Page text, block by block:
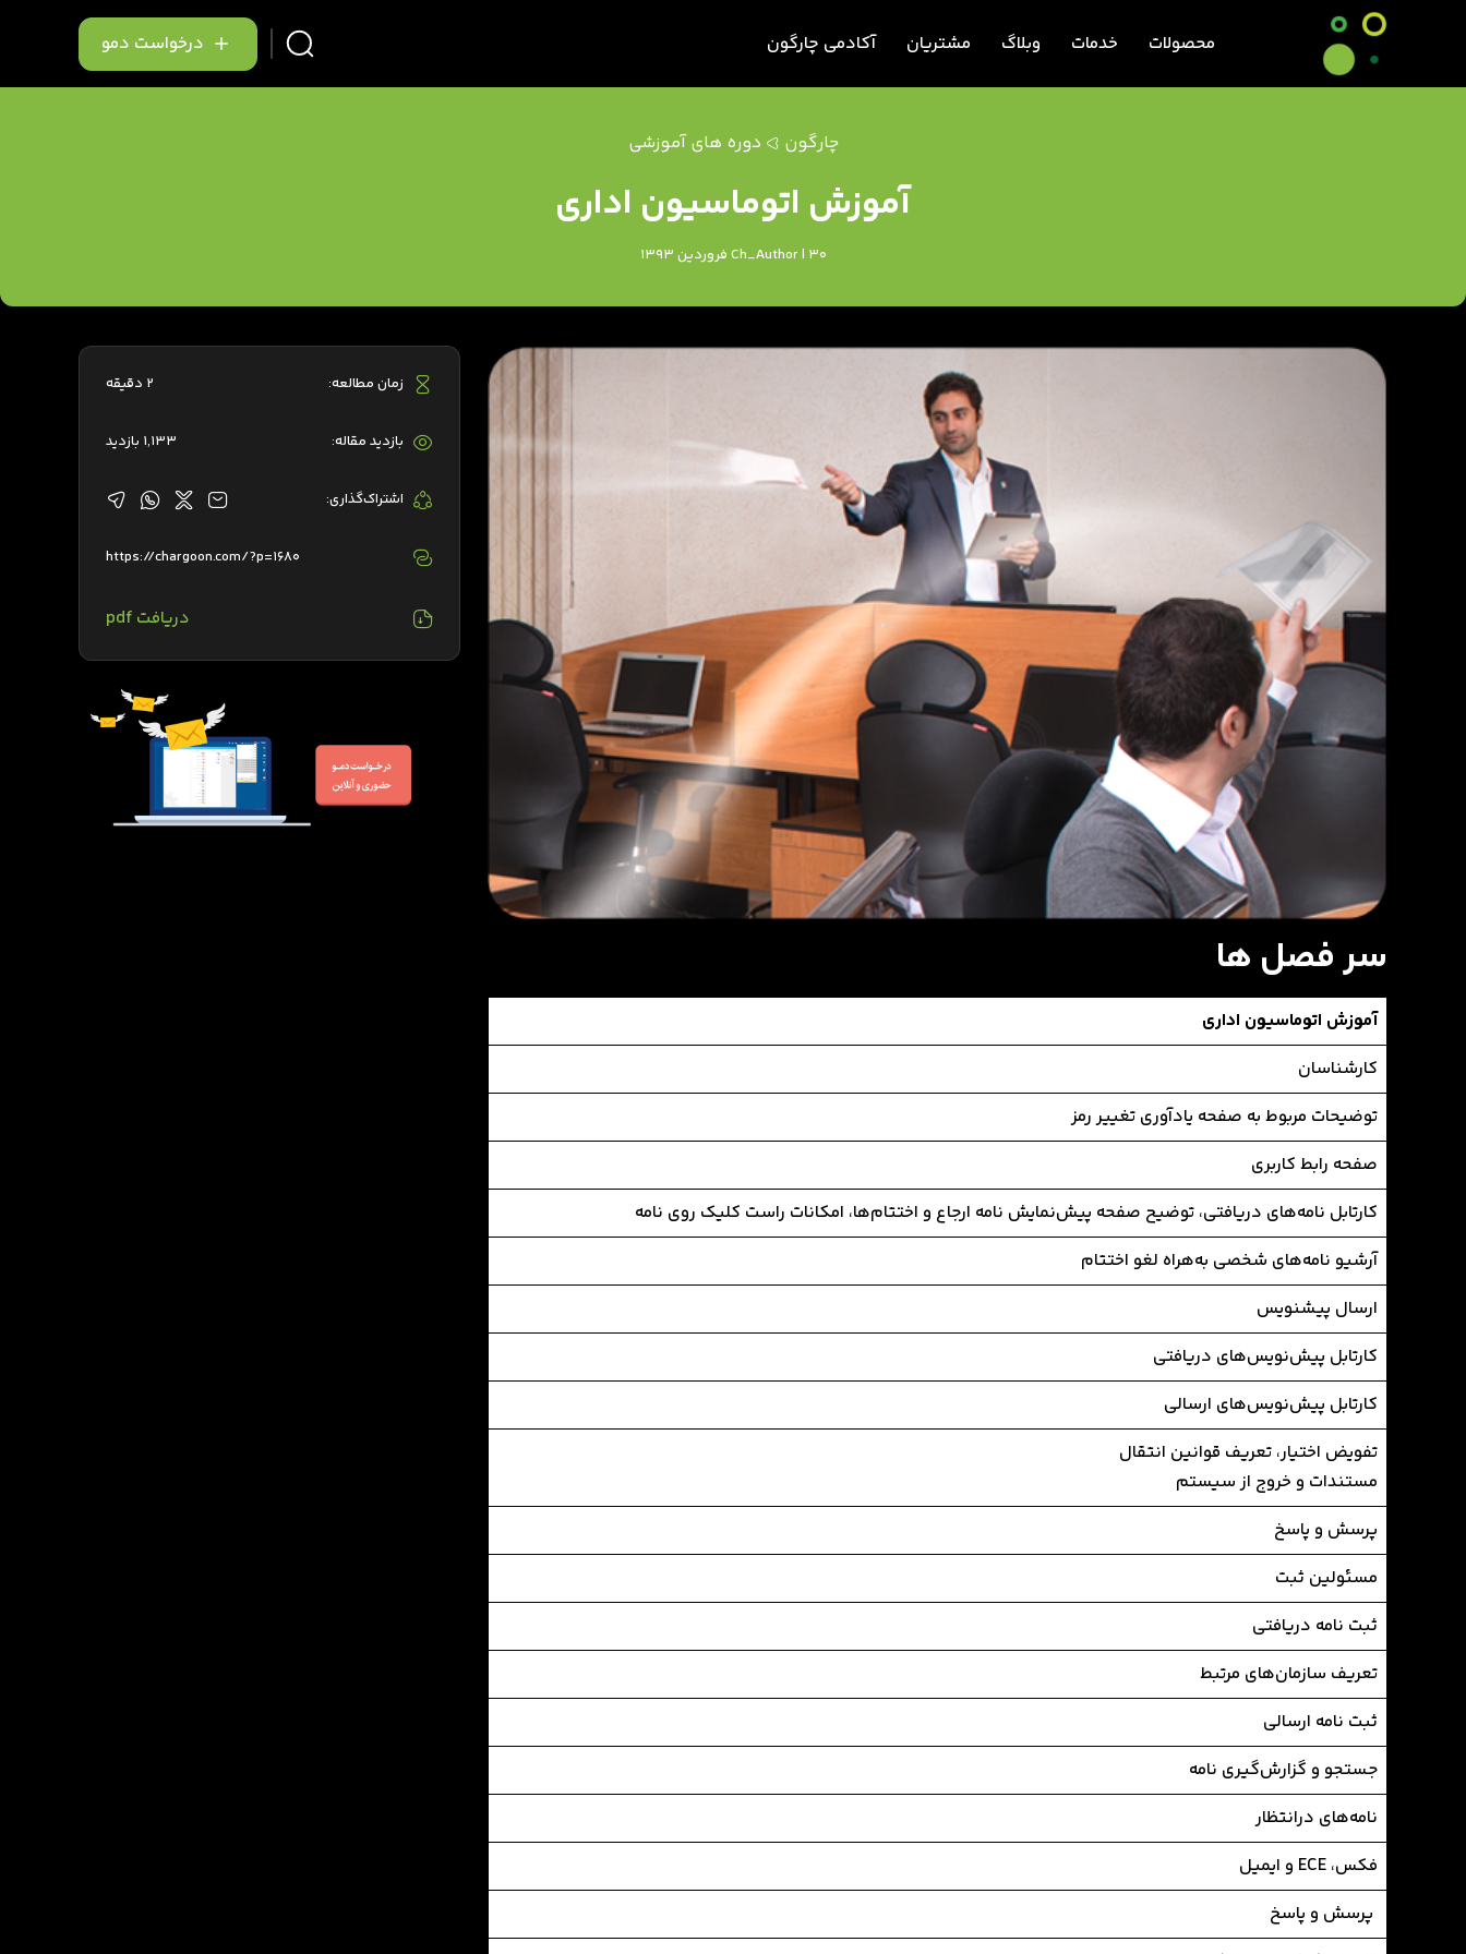
محصولات خدمات وبلاگ مشتریان آکادمی چارگون درخواست دمو
چارگون دوره های آموزشی
آموزش اتوماسیون اداری
Ch_Author | 30 فروردین 1393
سر فصل ها
آموزش اتوماسیون اداری
کارشناسان
توضیحات مربوط به صفحه یادآوری تغییر رمز
صفحه رابط کاربری
کارتابل نامه‌های دریافتی، توضیح صفحه پیش‌نمایش نامه ارجاع و اختتام‌ها، امکانات راست کلیک روی نامه
آرشیو نامه‌های شخصی به‌هراه لغو اختتام
ارسال پیشنویس
کارتابل پیش‌نویس‌های دریافتی
کارتابل پیش‌نویس‌های ارسالی
تفویض اختیار، تعریف قوانین انتقال
مستندات و خروج از سیستم
پرسش و پاسخ
مسئولین ثبت
ثبت نامه دریافتی
تعریف سازمان‌های مرتبط
ثبت نامه ارسالی
جستجو و گزارش‌گیری نامه
نامه‌های درانتظار
فکس، ECE و ایمیل
پرسش و پاسخ
زمان مطالعه: 2 دقیقه
بازدید مقاله: 1,133 بازدید
اشتراک‌گذاری:
https://chargoon.com/?p=1680
دریافت pdf